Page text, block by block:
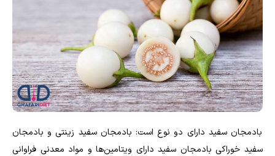
بادمجان سفید دارای دو نوع است: بادمجان سفید زینتی و بادمجان
سفید خوراکی بادمجان سفید دارای ویتامین‌ها و مواد معدنی فراوانی